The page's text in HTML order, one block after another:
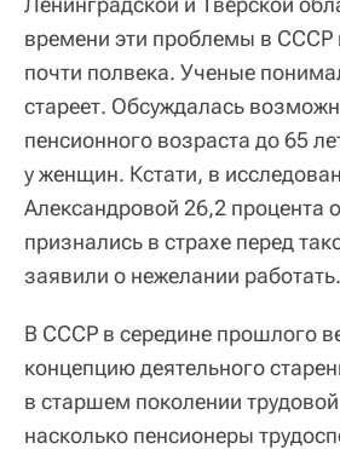
времени эти проблемы в СССР
почти полвека. Ученые
стареет. Обсуждалась
пенсионного возраста до 65
у женщин. Кстати, в
Александровой 26,2 процента
признались в страхе перед
заявили о нежелании работать.
В СССР в середине прошлого
концепцию деятельного
в старшем поколении
насколько пенсионеры